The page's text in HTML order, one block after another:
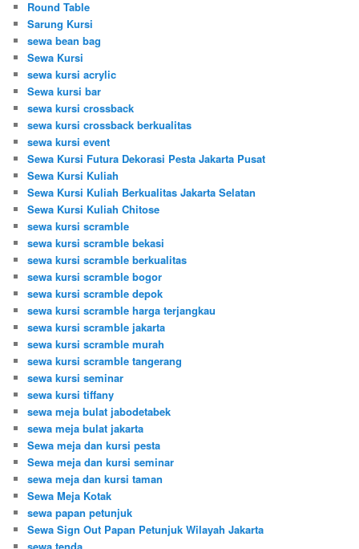
Round Table
Sarung Kursi
sewa bean bag
Sewa Kursi
sewa kursi acrylic
Sewa kursi bar
sewa kursi crossback
sewa kursi crossback berkualitas
sewa kursi event
Sewa Kursi Futura Dekorasi Pesta Jakarta Pusat
Sewa Kursi Kuliah
Sewa Kursi Kuliah Berkualitas Jakarta Selatan
Sewa Kursi Kuliah Chitose
sewa kursi scramble
sewa kursi scramble bekasi
sewa kursi scramble berkualitas
sewa kursi scramble bogor
sewa kursi scramble depok
sewa kursi scramble harga terjangkau
sewa kursi scramble jakarta
sewa kursi scramble murah
sewa kursi scramble tangerang
sewa kursi seminar
sewa kursi tiffany
sewa meja bulat jabodetabek
sewa meja bulat jakarta
Sewa meja dan kursi pesta
Sewa meja dan kursi seminar
sewa meja dan kursi taman
Sewa Meja Kotak
sewa papan petunjuk
Sewa Sign Out Papan Petunjuk Wilayah Jakarta
sewa tenda